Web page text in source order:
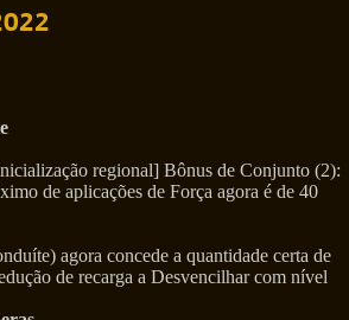
regional] Bônus de Conjunto (2):
de aplicações de Força agora é de 40
agora concede a quantidade certa de
de recarga a Desvencilhar com nível